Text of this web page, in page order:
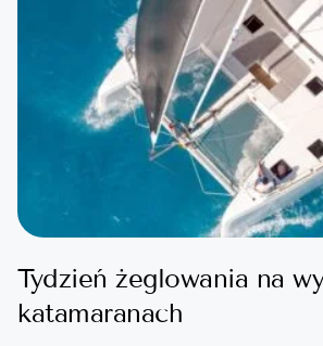
Tydzień żeglowania na
katamaranach